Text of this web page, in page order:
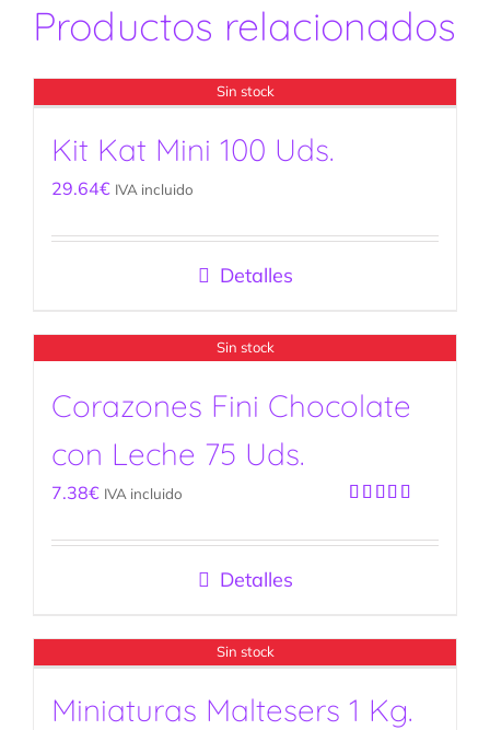
Productos relacionados
Sin stock
Kit Kat Mini 100 Uds.
29.64€ IVA incluido
Detalles
Sin stock
Corazones Fini Chocolate
con Leche 75 Uds.
con5.00de
7.38€ IVA incluido
Detalles
Sin stock
Miniaturas Maltesers 1 Kg.